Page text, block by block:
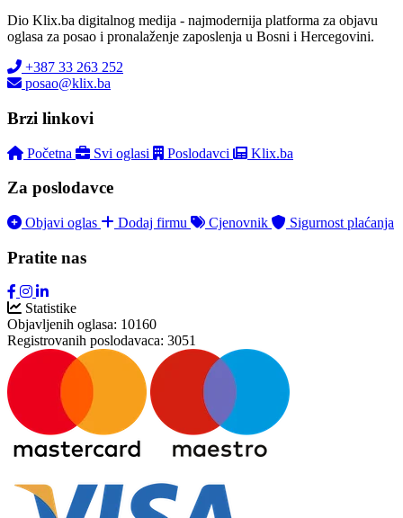
Dio Klix.ba digitalnog medija - najmodernija platforma za objavu
oglasa za posao i pronalaženje zaposlenja u Bosni i Hercegovini.
+387 33 263 252
posao@klix.ba
Brzi linkovi
Početna Svi oglasi Poslodavci Klix.ba
Za poslodavce
Objavi oglas Dodaj firmu Cjenovnik Sigurnost plaćanja
Pratite nas
Statistike
Objavljenih oglasa: 10160
Registrovanih poslodavaca: 3051